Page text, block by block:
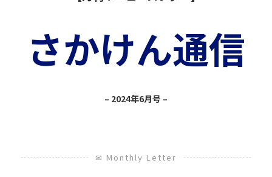
さかけん通信
– 2024年6月号 –
✉ Monthly Letter